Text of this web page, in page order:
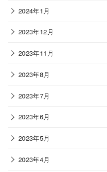
2024年1月
2023年12月
2023年11月
2023年8月
2023年7月
2023年6月
2023年5月
2023年4月